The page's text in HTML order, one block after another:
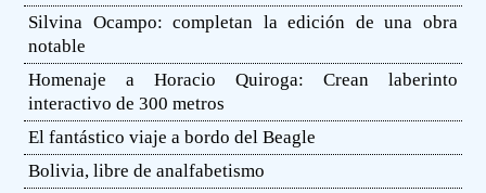
Silvina Ocampo: completan la edición de una obra
notable
Homenaje a Horacio Quiroga: Crean laberinto
interactivo de 300 metros
El fantástico viaje a bordo del Beagle
Bolivia, libre de analfabetismo